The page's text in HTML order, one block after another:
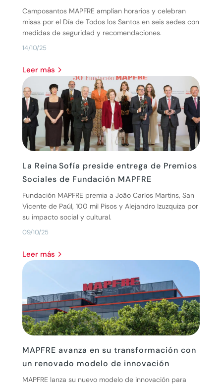
14/10/25
Camposantos MAPFRE amplían horarios y celebran
misas por el Día de Todos los Santos en seis sedes con
medidas de seguridad y recomendaciones.
leer más
La Reina Sofía preside entrega de Premios
Sociales de Fundación MAPFRE
09/10/25
Fundación MAPFRE premia a João Carlos Martins, San
Vicente de Paúl, 100 mil Pisos y Alejandro Izuzquiza por
su impacto social y cultural.
leer más
MAPFRE avanza en su transformación con
un renovado modelo de innovación
MAPFRE lanza su nuevo modelo de innovación para